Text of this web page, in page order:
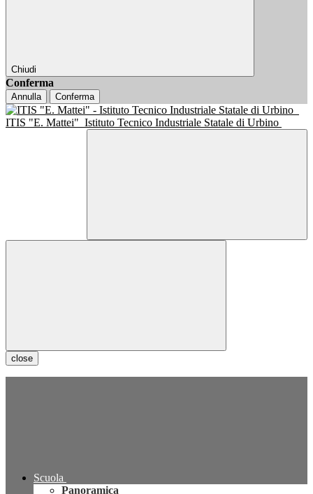
Chiudi
Conferma
Annulla Conferma
ITIS "E. Mattei" Istituto Tecnico Industriale Statale di Urbino
close
Scuola
Panoramica